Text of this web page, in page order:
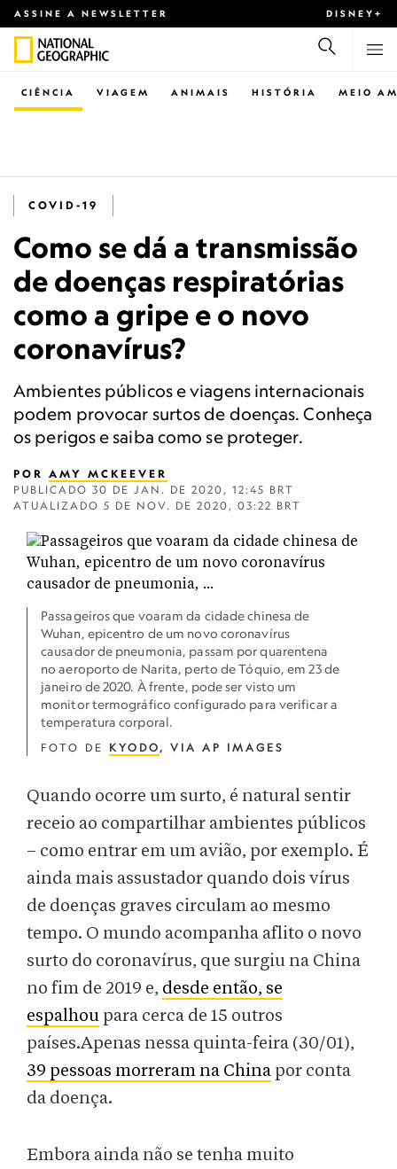
ASSINE A NEWSLETTER DISNEY+
CIÊNCIA VIAGEM ANIMAIS HISTÓRIA MEIO
COVID-19
Como se dá a transmissão
de doenças respiratórias
como a gripe e o novo
coronavírus?
Ambientes públicos e viagens internacionais
podem provocar surtos de doenças. Conheça
os perigos e saiba como se proteger.
POR AMY MCKEEVER
PUBLICADO 30 DE JAN. DE 2020, 12:45 BRT
ATUALIZADO 5 DE NOV. DE 2020, 03:22 BRT
Passageiros que voaram da cidade chinesa de
Wuhan, epicentro de um novo coronavírus
causador de pneumonia, passam por quarentena
no aeroporto de Narita, perto de Tóquio, em 23 de
janeiro de 2020. À frente, pode ser visto um
monitor termográfico configurado para verificar a
temperatura corporal.
FOTO DE KYODO, VIA AP IMAGES
Quando ocorre um surto, é natural sentir
receio ao compartilhar ambientes públicos
– como entrar em um avião, por exemplo. É
ainda mais assustador quando dois vírus
de doenças graves circulam ao mesmo
tempo. O mundo acompanha aflito o novo
surto do coronavírus, que surgiu na China
no fim de 2019 e, desde então, se
espalhou para cerca de 15 outros
países.Apenas nessa quinta-feira (30/01),
39 pessoas morreram na China por conta
da doença.
Embora ainda não se tenha muito